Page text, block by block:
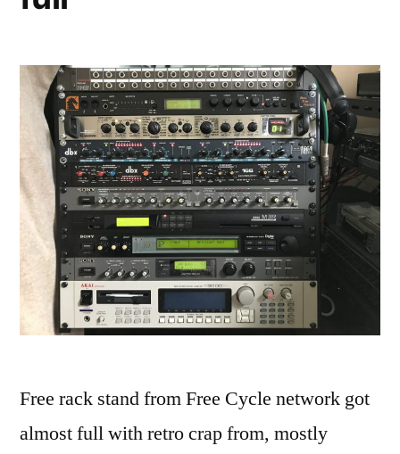
Free rack stand from Free Cycle network got
almost full with retro crap from, mostly